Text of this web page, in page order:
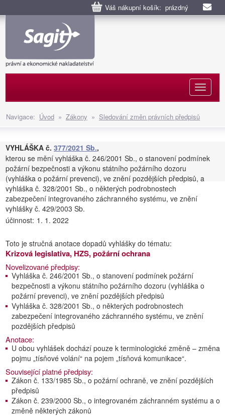
Váš nákupní košík: prázdný
Navigace: Úvod » Zákony » Sledování změn právních předpisů
VYHLÁŠKA č. 377/2021 Sb.,
kterou se mění vyhláška č. 246/2001 Sb., o stanovení podmínek
požární bezpečnosti a výkonu státního požárního dozoru
(vyhláška o požární prevenci), ve znění pozdějších předpisů, a
vyhláška č. 328/2001 Sb., o některých podrobnostech
zabezpečení integrovaného záchranného systému, ve znění
vyhlášky č. 429/2003 Sb.
účinnost: 1. 1. 2022
Toto je stručná anotace dopadů vyhlášky do tématu:
Krizová legislativa, HZS, požární ochrana
Novelizované předpisy:
Vyhláška č. 246/2001 Sb., o stanovení podmínek požární
bezpečnosti a výkonu státního požárního dozoru (vyhláška o
požární prevenci), ve znění pozdějších předpisů
Vyhláška č. 328/2001 Sb., o některých podrobnostech
zabezpečení integrovaného záchranného systému, ve znění
pozdějších předpisů
Anotace:
U obou vyhlášek dochází pouze k terminologické změně – změna
pojmu „tísňové volání“ na pojem „tísňová komunikace“.
Související platné předpisy:
Zákon č. 133/1985 Sb., o požární ochraně, ve znění pozdějších
předpisů
Zákon č. 239/2000 Sb., o integrovaném záchranném systému a o
změně některých zákonů